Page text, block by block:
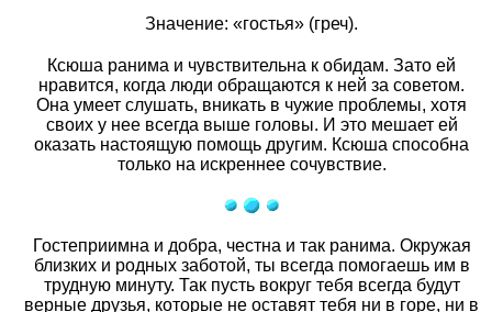
Значение: «гостья» (греч).
Ксюша ранима и чувствительна к обидам. Зато ей
нравится, когда люди обращаются к ней за советом.
Она умеет слушать, вникать в чужие проблемы, хотя
своих у нее всегда выше головы. И это мешает ей
оказать настоящую помощь другим. Ксюша способна
только на искреннее сочувствие.
Гостеприимна и добра, честна и так ранима. Окружая
близких и родных заботой, ты всегда помогаешь им в
трудную минуту. Так пусть вокруг тебя всегда будут
верные друзья, которые не оставят тебя ни в горе, ни в